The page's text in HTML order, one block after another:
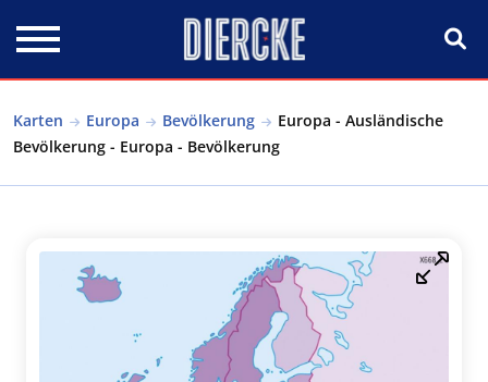
Karten Europa Bevölkerung
Europa - Ausländische
Bevölkerung - Europa - Bevölkerung